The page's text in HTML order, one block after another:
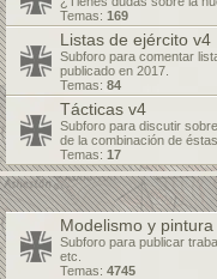
Temas: 169
Listas de ejército v4
Subforo para comentar
publicado en 2017.
Temas: 84
Tácticas v4
Subforo para discutir
de la combinación de éstas.
Temas: 17
Modelismo y pintura
Subforo para publicar
etc.
Temas: 4745